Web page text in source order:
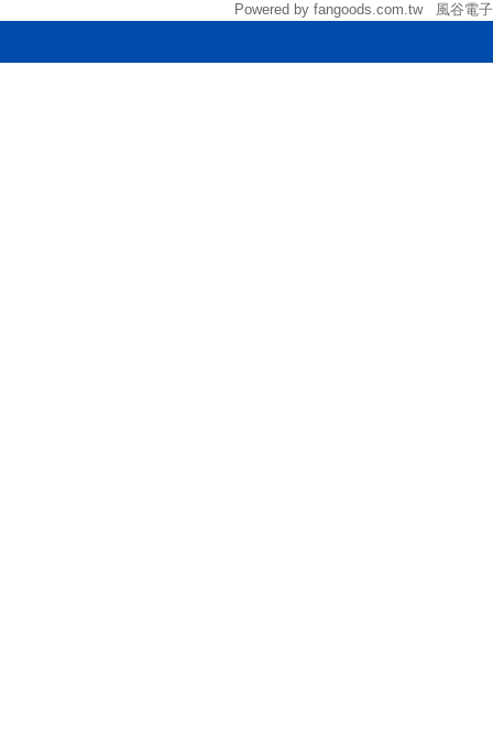
Powered by fangoods.com.tw 風谷電子商